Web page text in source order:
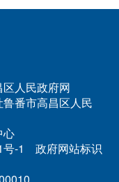
人民政府网
番市高昌区人民
心
号-1 政府网站标识